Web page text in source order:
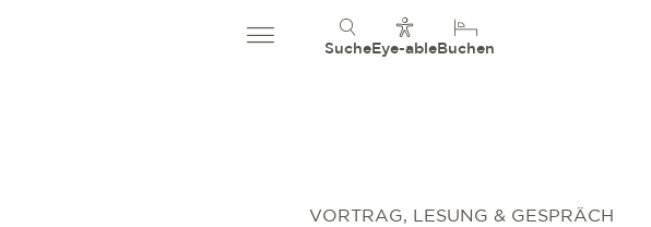
Suche Eye-able Buchen
VORTRAG, LESUNG & GESPRÄCH